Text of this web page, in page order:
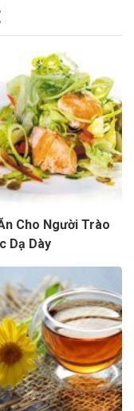
Cho Người Trào
Dạ Dày